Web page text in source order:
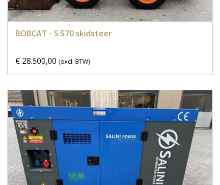
BOBCAT - S 570 skidsteer
€ 28.500,00 (excl. BTW)